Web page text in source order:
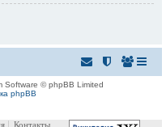
Software © phpBB Limited
phpBB
Контакты